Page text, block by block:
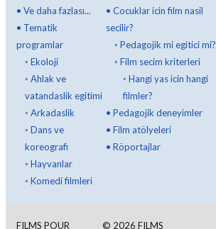
• Ve daha fazlası...
• Tematik
programlar
◦ Ekoloji
◦ Ahlak ve
vatandaslik egitimi
◦ Arkadaslik
◦ Dans ve
koreografi
◦ Hayvanlar
◦ Komedi filmleri
• Cocuklar icin film nasil
secilir?
◦ Pedagojik mi egitici mi?
◦ Film secim kriterleri
◦ Hangi yas icin hangi
filmler?
• Pedagojik deneyimler
• Film atölyeleri
• Röportajlar
FILMS POUR © 2026 FILMS